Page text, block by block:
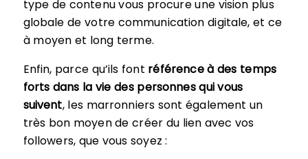
type de contenu vous procure une vision plus
globale de votre communication digitale, et ce
à moyen et long terme.
Enfin, parce qu’ils font référence à des temps
forts dans la vie des personnes qui vous
suivent, les marronniers sont également un
très bon moyen de créer du lien avec vos
followers, que vous soyez :